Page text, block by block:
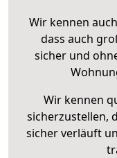
Wir kennen auch
dass auch
sicher und
Wir kennen
sicherzustellen,
sicher verläuft